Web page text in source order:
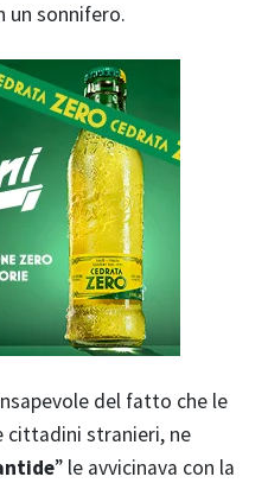
un sonnifero.
del fatto che le
cittadini stranieri, ne
” le avvicinava con la